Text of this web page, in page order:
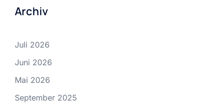
Archiv
Juli 2026
Juni 2026
Mai 2026
September 2025